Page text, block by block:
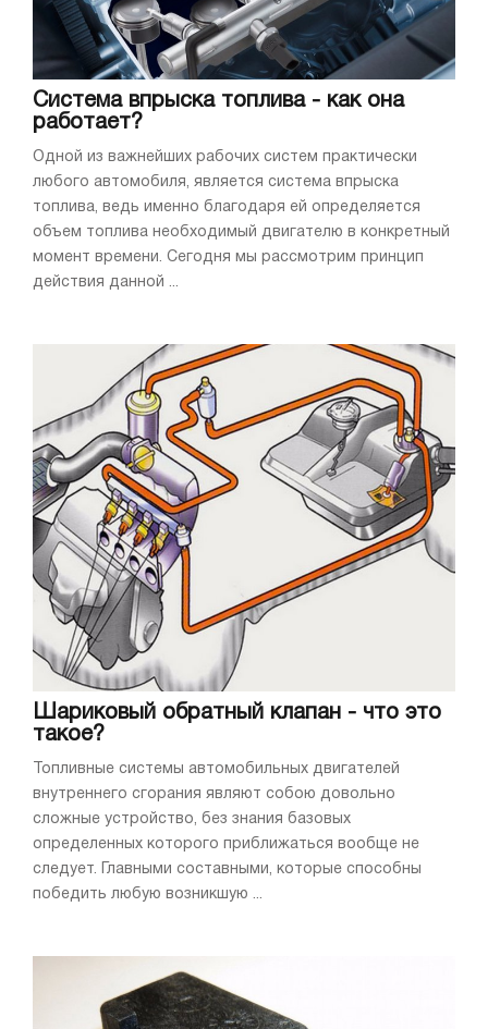
Cистема впрыска топлива - как она
работает?
Одной из важнейших рабочих систем практически
любого автомобиля, является система впрыска
топлива, ведь именно благодаря ей определяется
объем топлива необходимый двигателю в конкретный
момент времени. Сегодня мы рассмотрим принцип
действия данной ...
Шариковый обратный клапан - что это
такое?
Топливные системы автомобильных двигателей
внутреннего сгорания являют собою довольно
сложные устройство, без знания базовых
определенных которого приближаться вообще не
следует. Главными составными, которые способны
победить любую возникшую ...